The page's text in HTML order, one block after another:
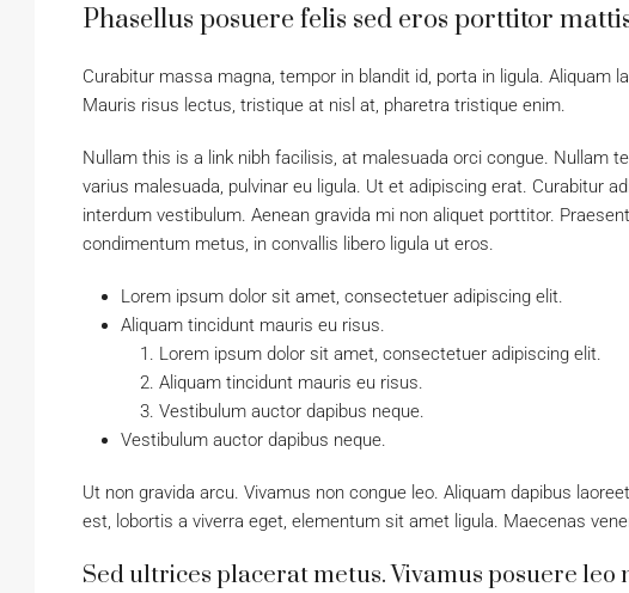
Phasellus posuere felis sed eros porttitor
Curabitur massa magna, tempor in blandit id, porta in ligula. Aliquam
Mauris risus lectus, tristique at nisl at, pharetra tristique enim.
Nullam this is a link nibh facilisis, at malesuada orci congue. Nullam
varius malesuada, pulvinar eu ligula. Ut et adipiscing erat. Curabitur
interdum vestibulum. Aenean gravida mi non aliquet porttitor.
condimentum metus, in convallis libero ligula ut eros.
Lorem ipsum dolor sit amet, consectetuer adipiscing elit.
Aliquam tincidunt mauris eu risus.
Lorem ipsum dolor sit amet, consectetuer adipiscing elit.
Aliquam tincidunt mauris eu risus.
Vestibulum auctor dapibus neque.
Vestibulum auctor dapibus neque.
Ut non gravida arcu. Vivamus non congue leo. Aliquam dapibus
est, lobortis a viverra eget, elementum sit amet ligula. Maecenas
Sed ultrices placerat metus. Vivamus posuere leo